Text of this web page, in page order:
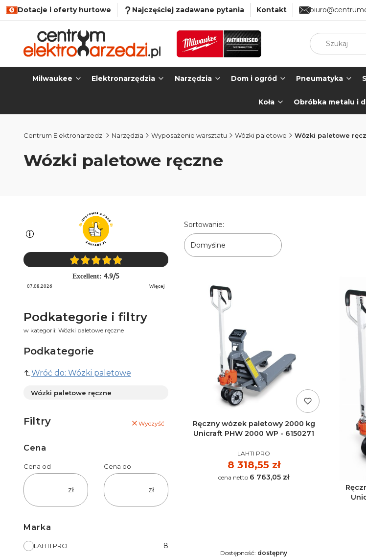
Dotacje i oferty hurtowe Najczęściej zadawane pytania Kontakt
Milwaukee Elektronarzędzia Narzędzia Dom i ogród Pneumatyka
Koła Obróbka metalu i
Centrum Elektronarzedzi Narzędzia Wyposażenie warsztatu Wózki paletowe Wózki paletowe
Wózki paletowe ręczne
Excellent: 4.9/5
07.08.2026 więcej
Podkategorie i filtry
w kategorii: Wózki paletowe ręczne
Podkategorie
Wróć do: Wózki paletowe
Wózki paletowe ręczne
Filtry Wyczyść
Cena
Cena od
zł
Cena do
zł
Marka
Marka
LAHTI PRO 8
Lista produktów
Sortowanie:
Domyślne
Ręczny wózek paletowy 2000 kg
Unicraft PHW 2000 WP - 6150271
PRODUCENT
LAHTI PRO
Cena
8 318,55 zł
Cena 6 763,05 zł
Dostępność: dostępny